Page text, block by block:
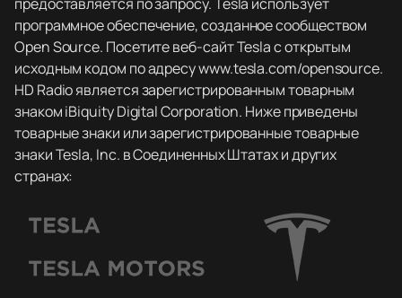
программное обеспечение, созданное сообществом
Open Source. Посетите веб-сайт Tesla с открытым
исходным кодом по адресу www.tesla.com/opensource.
HD Radio является зарегистрированным товарным
знаком iBiquity Digital Corporation. Ниже приведены
товарные знаки или зарегистрированные товарные
знаки Tesla, Inc. в Соединенных Штатах и других
странах: